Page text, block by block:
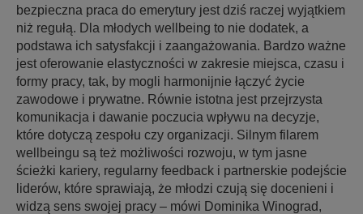
bezpieczna praca do emerytury jest dziś raczej wyjątkiem
niż regułą. Dla młodych wellbeing to nie dodatek, a
podstawa ich satysfakcji i zaangażowania. Bardzo ważne
jest oferowanie elastyczności w zakresie miejsca, czasu i
formy pracy, tak, by mogli harmonijnie łączyć życie
zawodowe i prywatne. Równie istotna jest przejrzysta
komunikacja i dawanie poczucia wpływu na decyzje,
które dotyczą zespołu czy organizacji. Silnym filarem
wellbeingu są też możliwości rozwoju, w tym jasne
ścieżki kariery, regularny feedback i partnerskie podejście
liderów, które sprawiają, że młodzi czują się docenieni i
widzą sens swojej pracy – mówi Dominika Winograd,